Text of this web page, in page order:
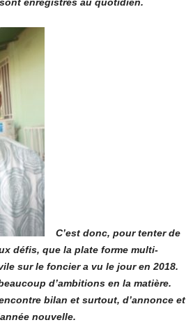
C’est donc, pour tenter de
défis, que la plate forme multi-
sur le foncier a vu le jour en 2018.
d’ambitions en la matière.
bilan et surtout, d’annonce et
nouvelle.